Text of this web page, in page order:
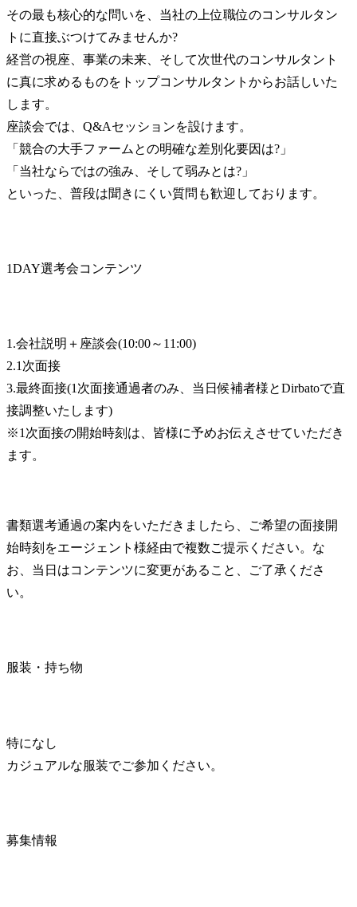
その最も核心的な問いを、当社の上位職位のコンサルタン
トに直接ぶつけてみませんか?
経営の視座、事業の未来、そして次世代のコンサルタント
に真に求めるものをトップコンサルタントからお話しいた
します。
座談会では、Q&Aセッションを設けます。
「競合の大手ファームとの明確な差別化要因は?」
「当社ならではの強み、そして弱みとは?」
といった、普段は聞きにくい質問も歓迎しております。
1DAY選考会コンテンツ
1.会社説明＋座談会(10:00～11:00)
2.1次面接
3.最終面接(1次面接通過者のみ、当日候補者様とDirbatoで直
接調整いたします)
※1次面接の開始時刻は、皆様に予めお伝えさせていただき
ます。
書類選考通過の案内をいただきましたら、ご希望の面接開
始時刻をエージェント様経由で複数ご提示ください。な
お、当日はコンテンツに変更があること、ご了承くださ
い。
服装・持ち物
特になし
カジュアルな服装でご参加ください。
募集情報